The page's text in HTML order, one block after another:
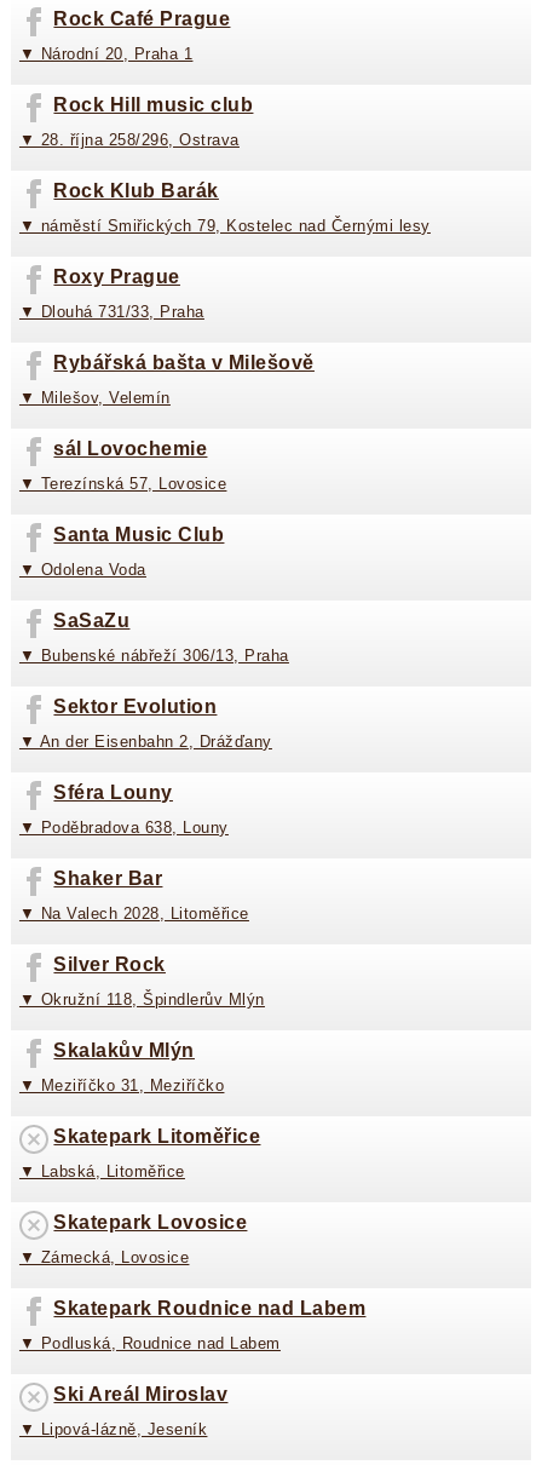
Rock Café Prague
▼ Národní 20, Praha 1
Rock Hill music club
▼ 28. října 258/296, Ostrava
Rock Klub Barák
▼ náměstí Smiřických 79, Kostelec nad Černými lesy
Roxy Prague
▼ Dlouhá 731/33, Praha
Rybářská bašta v Milešově
▼ Milešov, Velemín
sál Lovochemie
▼ Terezínská 57, Lovosice
Santa Music Club
▼ Odolena Voda
SaSaZu
▼ Bubenské nábřeží 306/13, Praha
Sektor Evolution
▼ An der Eisenbahn 2, Drážďany
Sféra Louny
▼ Poděbradova 638, Louny
Shaker Bar
▼ Na Valech 2028, Litoměřice
Silver Rock
▼ Okružní 118, Špindlerův Mlýn
Skalakův Mlýn
▼ Meziříčko 31, Meziříčko
Skatepark Litoměřice
▼ Labská, Litoměřice
Skatepark Lovosice
▼ Zámecká, Lovosice
Skatepark Roudnice nad Labem
▼ Podluská, Roudnice nad Labem
Ski Areál Miroslav
▼ Lipová-lázně, Jeseník